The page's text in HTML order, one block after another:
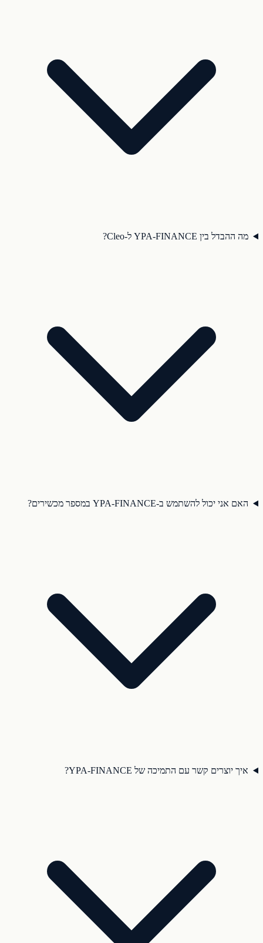
מה ההבדל בין YPA-FINANCE ל-Cleo?
האם אני יכול להשתמש ב-YPA-FINANCE במספר מכשירים?
איך יוצרים קשר עם התמיכה של YPA-FINANCE?